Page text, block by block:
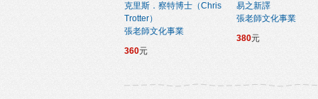
克里斯．察特博士（Chris
Trotter）
張老師文化事業
360元
易之新譯
張老師文化事業
380元